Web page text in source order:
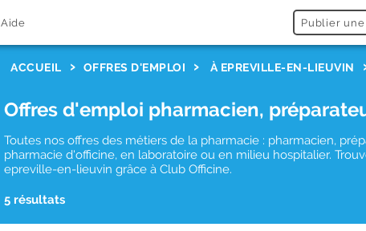
Aide Publier
ACCUEIL OFFRES D'EMPLOI À EPREVILLE-EN-LIEUVIN
Offres d'emploi pharmacien,
Toutes nos offres des métiers de la pharmacie : pharmacien,
pharmacie d'officine, en laboratoire ou en milieu hospitalier.
epreville-en-lieuvin grâce à Club Officine.
5 résultats